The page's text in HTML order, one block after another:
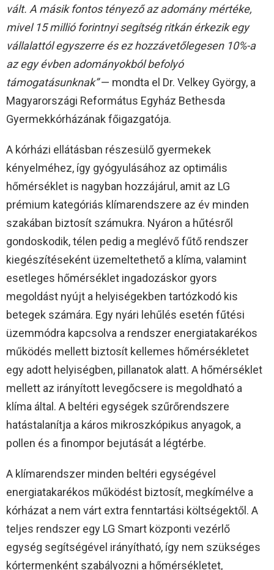
vált. A másik fontos tényező az adomány mértéke,
mivel 15 millió forintnyi segítség ritkán érkezik egy
vállalattól egyszerre és ez hozzávetőlegesen 10%-a
az egy évben adományokból befolyó
támogatásunknak”— mondta el Dr. Velkey György, a
Magyarországi Református Egyház Bethesda
Gyermekkórházának főigazgatója.
A kórházi ellátásban részesülő gyermekek
kényelméhez, így gyógyulásához az optimális
hőmérséklet is nagyban hozzájárul, amit az LG
prémium kategóriás klímarendszere az év minden
szakában biztosít számukra. Nyáron a hűtésről
gondoskodik, télen pedig a meglévő fűtő rendszer
kiegészítéseként üzemeltethető a klíma, valamint
esetleges hőmérséklet ingadozáskor gyors
megoldást nyújt a helyiségekben tartózkodó kis
betegek számára. Egy nyári lehűlés esetén fűtési
üzemmódra kapcsolva a rendszer energiatakarékos
működés mellett biztosít kellemes hőmérsékletet
egy adott helyiségben, pillanatok alatt. A hőmérséklet
mellett az irányított levegőcsere is megoldható a
klíma által. A beltéri egységek szűrőrendszere
hatástalanítja a káros mikroszkópikus anyagok, a
pollen és a finompor bejutását a légtérbe.
A klímarendszer minden beltéri egységével
energiatakarékos működést biztosít, megkímélve a
kórházat a nem várt extra fenntartási költségektől. A
teljes rendszer egy LG Smart központi vezérlő
egység segítségével irányítható, így nem szükséges
kórtermenként szabályozni a hőmérsékletet,